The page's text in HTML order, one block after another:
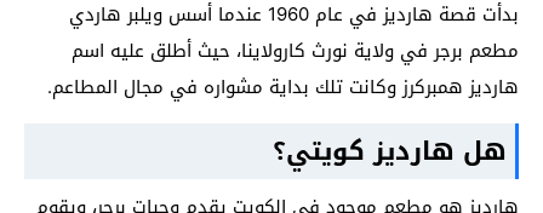
بدأت قصة هارديز في عام 1960 عندما أسس ويلبر هاردي
مطعم برجر في ولاية نورث كارولاينا، حيث أطلق عليه اسم
هارديز همبركرز وكانت تلك بداية مشواره في مجال المطاعم.
هل هارديز كويتي؟